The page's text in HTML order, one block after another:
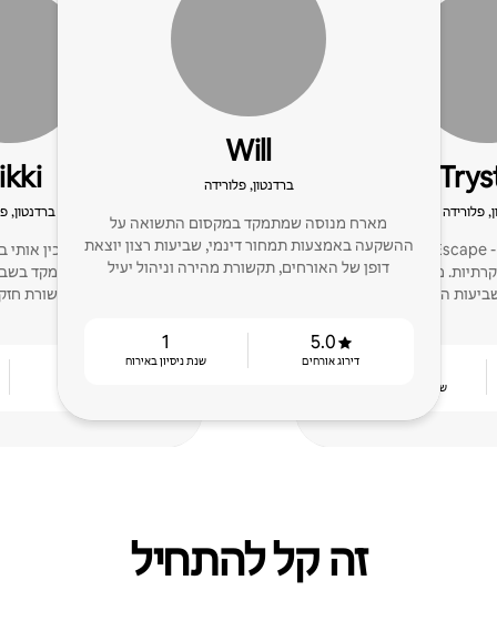
פלורידה
מארח - שותף מנוסה ב - Luxury Home Escape,
מחויבים לשהיות
הרצון של האורחים.
שנות ניסיון באירוח
Will
ברדנטון, פלורידה
מארח מנוסה שמתמקד במקסום התשואה על
ההשקעה באמצעות תמחור דינמי, שביעות רצון יוצאת
דופן של האורחים, תקשורת מהירה וניהול יעיל
5.0
דירוג אורחים
1
שנת ניסיון באירוח
ברדנטון,
כמנהל נכסים, והתמקד
בתקשורת
זה קל להתחיל